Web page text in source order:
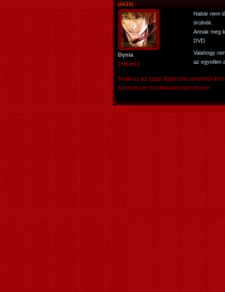
(#633)
Dynia
[ Új arc ]
Habár nem
örülnék.
Annak meg
DVD.
Valahogy
az egyetlen
Nem az az igazi fájdalom, amelytől
könnyezve hordozunk csendesen.